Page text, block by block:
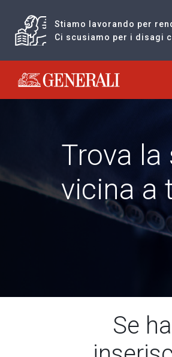
Stiamo lavorando per
Ci scusiamo per i disagi
Generali logo
Trova
vicina a
Se